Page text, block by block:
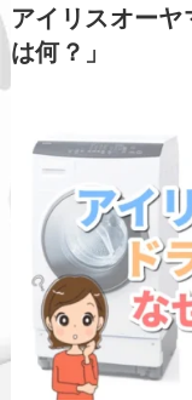
アイリスオー
は何？」